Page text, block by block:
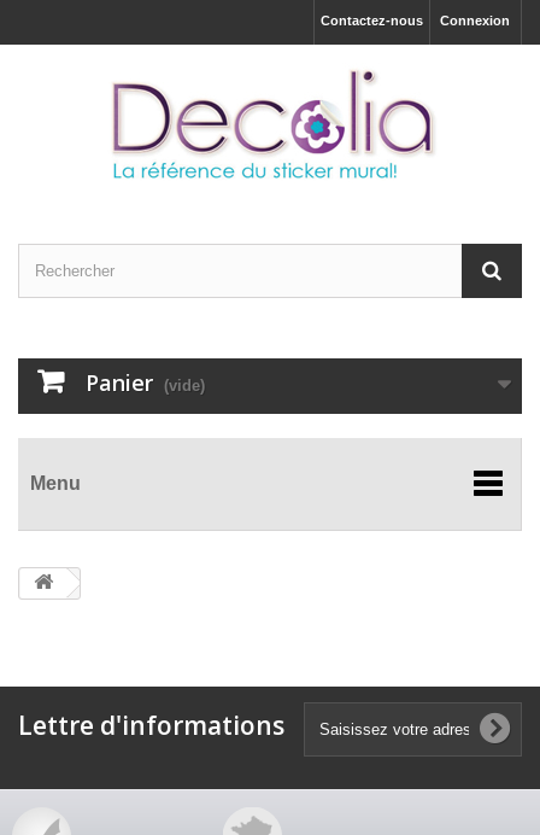
Connexion
Contactez-nous
Panier (vide)
Menu
Lettre d'informations